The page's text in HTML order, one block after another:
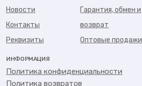
Новости
Контакты
Реквизиты
Гарантия, обмен и
возврат
Оптовые продажи
ИНФОРМАЦИЯ
Политика конфиденциальности
Политика возвратов